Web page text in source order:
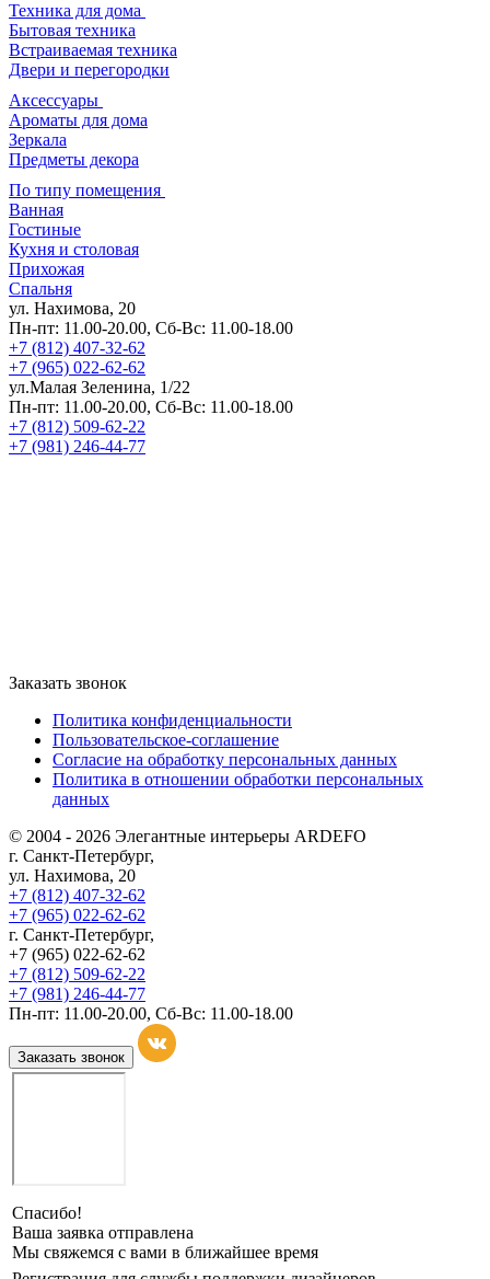
Техника для дома
Бытовая техника
Встраиваемая техника
Двери и перегородки
Аксессуары
Ароматы для дома
Зеркала
Предметы декора
По типу помещения
Ванная
Гостиные
Кухня и столовая
Прихожая
Спальня
ул. Нахимова, 20
Пн-пт: 11.00-20.00, Сб-Вс: 11.00-18.00
+7 (812) 407-32-62
+7 (965) 022-62-62
ул.Малая Зеленина, 1/22
Пн-пт: 11.00-20.00, Сб-Вс: 11.00-18.00
+7 (812) 509-62-22
+7 (981) 246-44-77
Заказать звонок
Политика конфиденциальности
Пользовательское-соглашение
Согласие на обработку персональных данных
Политика в отношении обработки персональных
данных
© 2004 - 2026 Элегантные интерьеры ARDEFO
г. Санкт-Петербург,
ул. Нахимова, 20
+7 (812) 407-32-62
+7 (965) 022-62-62
г. Санкт-Петербург,
+7 (965) 022-62-62
+7 (812) 509-62-22
+7 (981) 246-44-77
Пн-пт: 11.00-20.00, Сб-Вс: 11.00-18.00
Заказать звонок
Спасибо!
Ваша заявка отправлена
Мы свяжемся с вами в ближайшее время